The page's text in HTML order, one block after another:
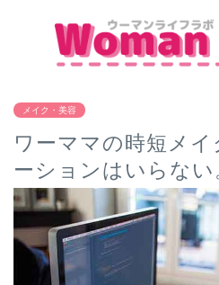
メイク・美容
ワーママの時短メ
ーションはいらない